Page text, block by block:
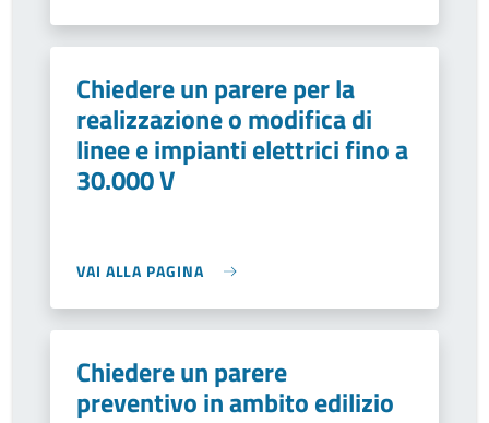
Chiedere un parere per la
realizzazione o modifica di
linee e impianti elettrici fino a
30.000 V
VAI ALLA PAGINA
Chiedere un parere
preventivo in ambito edilizio